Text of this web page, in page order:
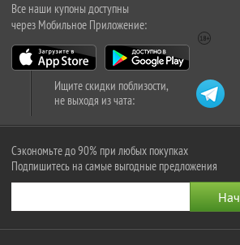
Все наши купоны доступны
через Мобильное Приложение:
Ищите скидки поблизости,
не выходя из чата:
Сэкономьте до 90% при любых покупках
Подпишитесь на самые выгодные предложения